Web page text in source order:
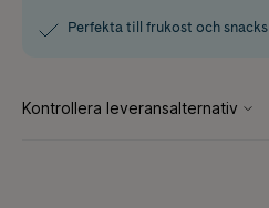
Perfekta till frukost och snacks